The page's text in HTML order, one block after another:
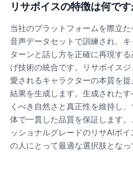
リサボイスの特徴は何です
当社のプラットフォームを際立
音声データセットで訓練され、
ターンと話し方を正確に再現す
げ技術の統合です。リサボイス
愛されるキャラクターの本質を
結果を生成します。生成された
くべき自然さと真正性を維持し
体で一貫した品質を保証します
ッショナルグレードのリサAIボ
の人にとって最適な選択肢となっ